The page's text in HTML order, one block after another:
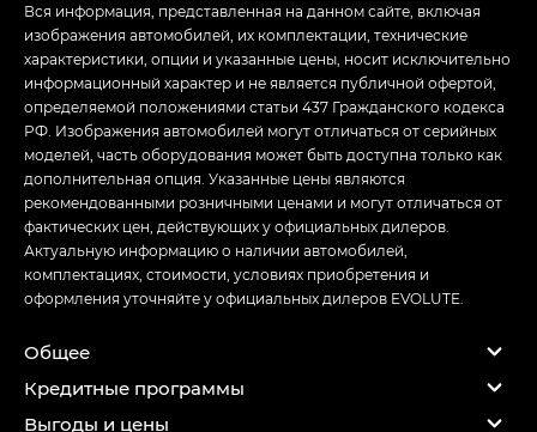
Вся информация, представленная на данном сайте, включая
изображения автомобилей, их комплектации, технические
характеристики, опции и указанные цены, носит исключительно
информационный характер и не является публичной офертой,
определяемой положениями статьи 437 Гражданского кодекса
РФ. Изображения автомобилей могут отличаться от серийных
моделей, часть оборудования может быть доступна только как
дополнительная опция. Указанные цены являются
рекомендованными розничными ценами и могут отличаться от
фактических цен, действующих у официальных дилеров.
Актуальную информацию о наличии автомобилей,
комплектациях, стоимости, условиях приобретения и
оформления уточняйте у официальных дилеров EVOLUTE.
Общее
Кредитные программы
Выгоды и цены